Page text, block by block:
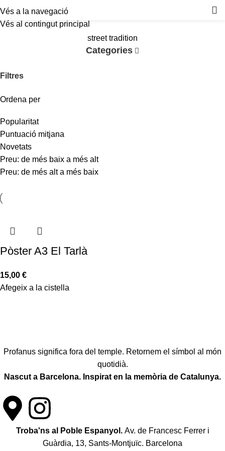
Vés a la navegació
Vés al contingut principal
street tradition
Categories
Filtres
Ordena per
Popularitat
Puntuació mitjana
Novetats
Preu: de més baix a més alt
Preu: de més alt a més baix
Pòster A3 El Tarlà
15,00 €
Afegeix a la cistella
Profanus significa fora del temple. Retornem el símbol al món
quotidià.
Nascut a Barcelona. Inspirat en la memòria de Catalunya.
Troba'ns al Poble Espanyol. Av. de Francesc Ferrer i
Guàrdia, 13, Sants-Montjuïc. Barcelona